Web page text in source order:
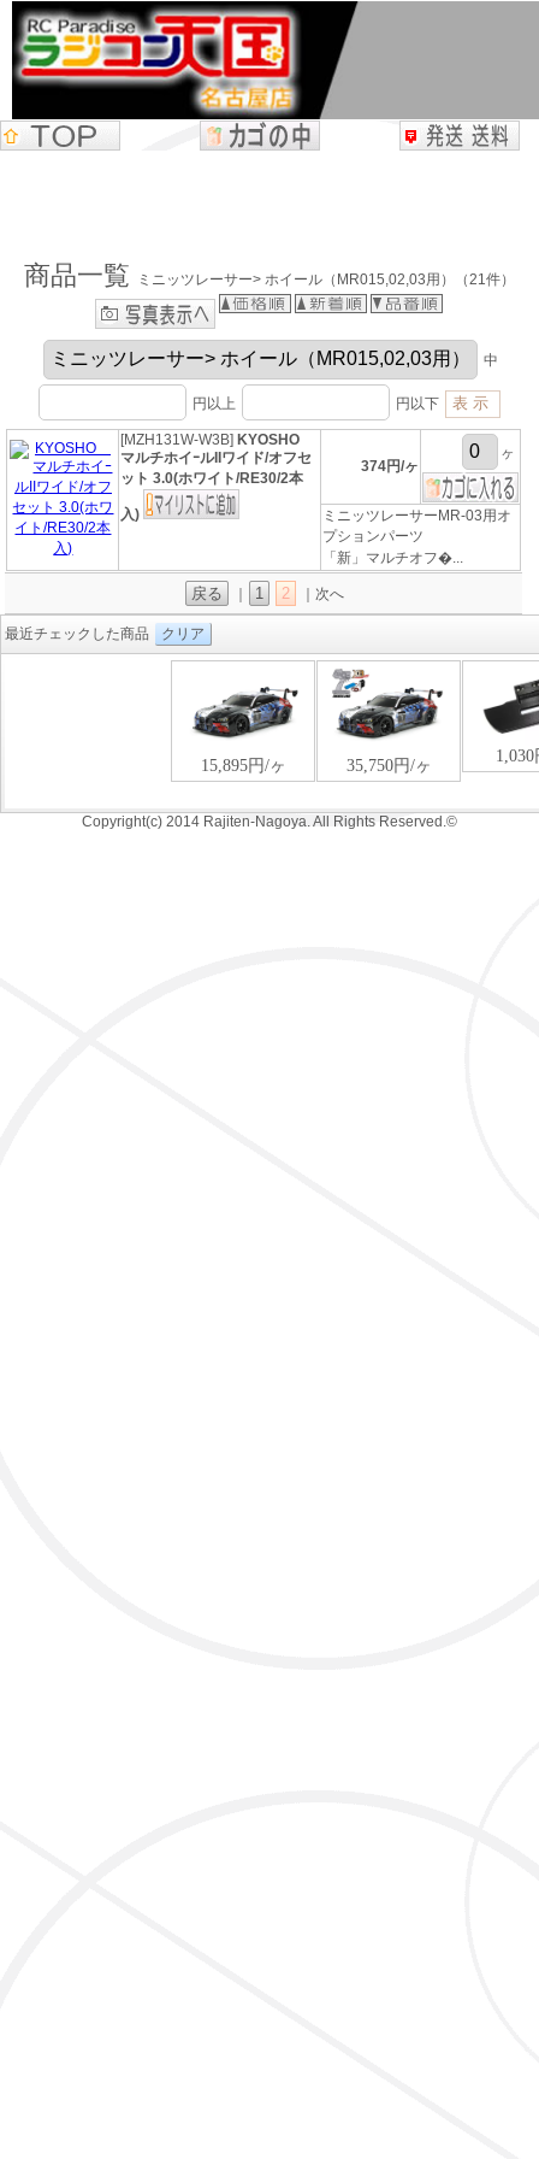
商品一覧 ミニッツレーサー> ホイール（MR015,02,03用）（21件）
中
円以上 円以下
[MZH131W-W3B] KYOSHO
マルチホイｰルIIワイド/オフセ
ット 3.0(ホワイト/RE30/2本
入)
374円/ヶ
ヶ
ミニッツレーサーMR-03用オ
プションパーツ
「新」マルチオフ�...
戻る 1 2 ｜次へ
最近チェックした商品 クリア
Copyright(c) 2014 Rajiten-Nagoya. All Rights Reserved.©